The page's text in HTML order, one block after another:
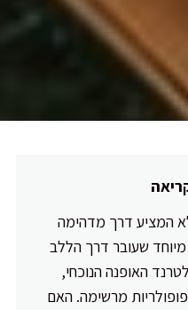
המציע דרך מדהימה
שעובר דרך הללב
האופנה הנוכחי,
מרשימה. האם